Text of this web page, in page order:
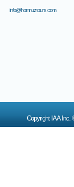
info@hormuztours.com
Copyright IAA